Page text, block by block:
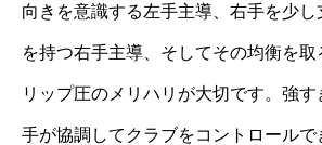
向きを意識する左手主導、右手を少
を持つ右手主導、そしてその均衡を
リップ圧のメリハリが大切です。強
手が協調してクラブをコントロール